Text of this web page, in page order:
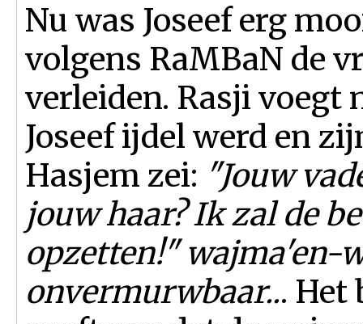
Nu was Joseef erg
volgens RaMBaN de
verleiden. Rasji voegt
Joseef ijdel werd en
Hasjem zei: "Jouw
jouw haar? Ik zal de
opzetten!" wajma'en-
onvermurwbaar...